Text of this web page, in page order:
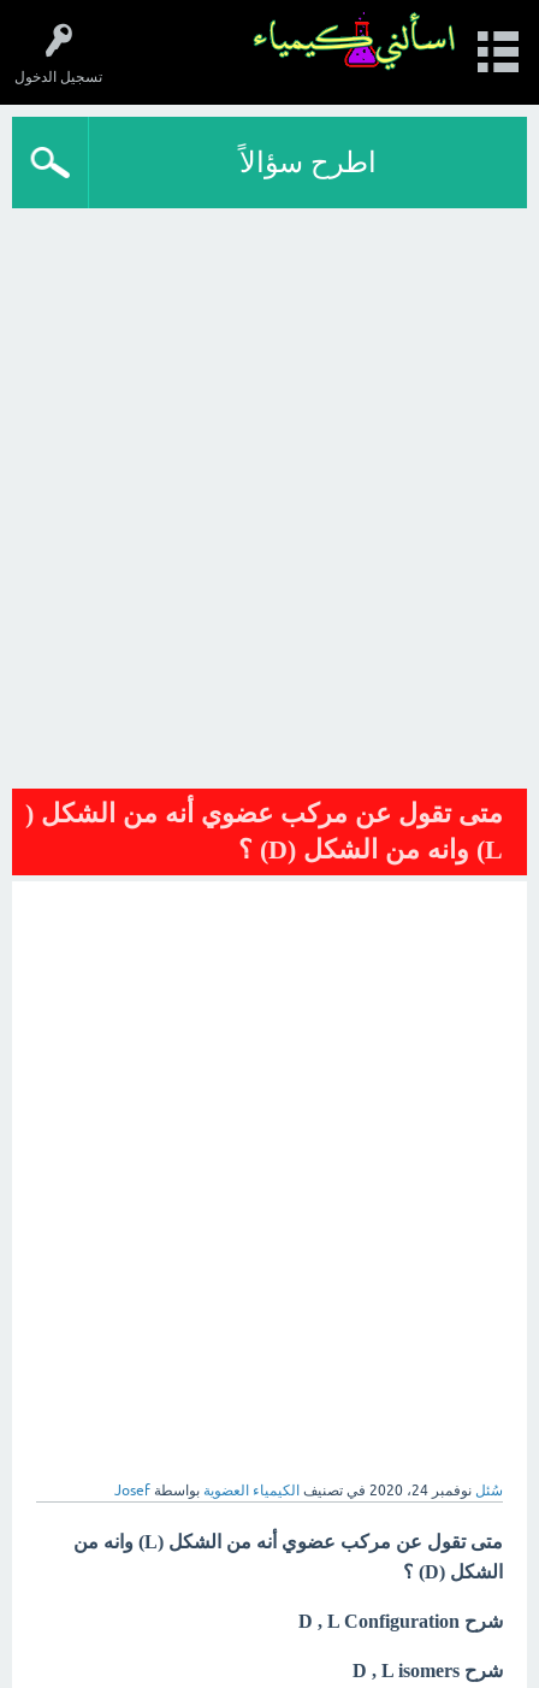
تسجيل الدخول
اطرح سؤالاً
متى تقول عن مركب عضوي أنه من الشكل (
L) وانه من الشكل (D) ؟
سُئل نوفمبر 24، 2020 في تصنيف الكيمياء العضوية بواسطة Josef
متى تقول عن مركب عضوي أنه من الشكل (L) وانه من
الشكل (D) ؟
شرح D , L Configuration
شرح D , L isomers